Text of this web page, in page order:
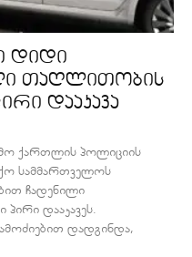
დიდი
თაღლითობის
დააკავა
ქართლის პოლიციის
სამმართველოს
ჩადენილი
დააკავეს.
დადგინდა,